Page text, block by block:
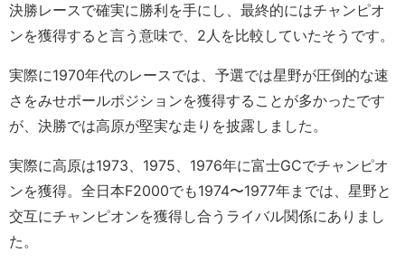
決勝レースで確実に勝利を手にし、最終的にはチャンピオ
ンを獲得すると言う意味で、2人を比較していたそうです。
実際に1970年代のレースでは、予選では星野が圧倒的な速
さをみせポールポジションを獲得することが多かったです
が、決勝では高原が堅実な走りを披露しました。
実際に高原は1973、1975、1976年に富士GCでチャンピオ
ンを獲得。全日本F2000でも1974〜1977年までは、星野と
交互にチャンピオンを獲得し合うライバル関係にありまし
た。